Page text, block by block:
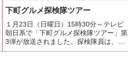
下町グルメ探検隊ツアー
１月23日（日曜日）15時30分～テレビ
朝日系で「下町グルメ探検隊ツアー」第
3弾が放送されました。探検隊員は、中
山秀征、島崎和歌子、そしてテレビ朝